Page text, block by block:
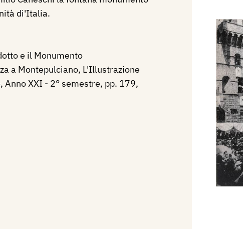
di'Italia.
e il Monumento
a Montepulciano, L'Illustrazione
Anno XXI - 2° semestre, pp. 179,